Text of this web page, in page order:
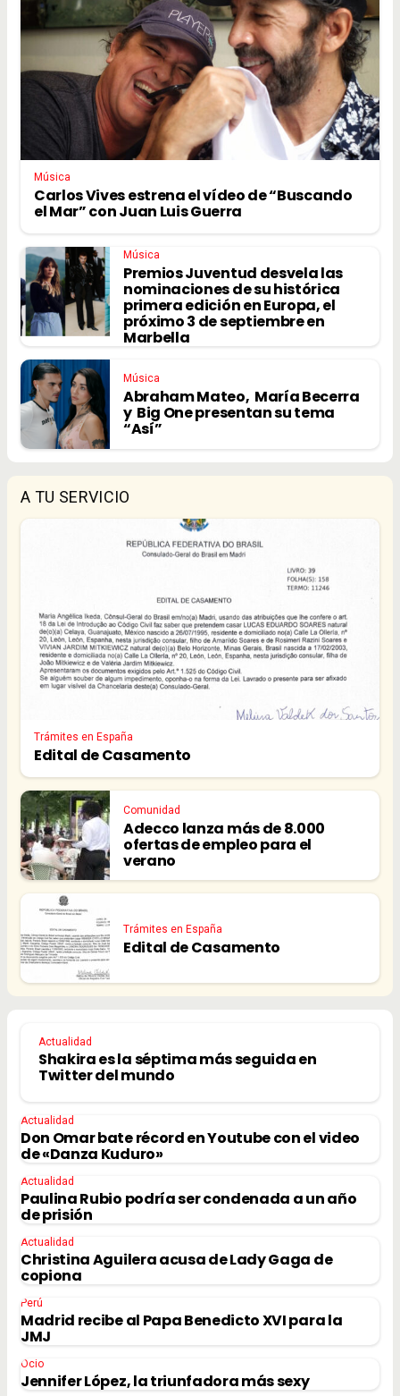
Música
Carlos Vives estrena el vídeo de “Buscando
el Mar” con Juan Luis Guerra
Música
Premios Juventud desvela las
nominaciones de su histórica
primera edición en Europa, el
próximo 3 de septiembre en
Marbella
Música
Abraham Mateo, María Becerra
y Big One presentan su tema
“Así”
A TU SERVICIO
Trámites en España
Edital de Casamento
Comunidad
Adecco lanza más de 8.000
ofertas de empleo para el
verano
Trámites en España
Edital de Casamento
Actualidad
Shakira es la séptima más seguida en
Twitter del mundo
Actualidad
Don Omar bate récord en Youtube con el video
de «Danza Kuduro»
Actualidad
Paulina Rubio podría ser condenada a un año
de prisión
Actualidad
Christina Aguilera acusa de Lady Gaga de
copiona
Perú
Madrid recibe al Papa Benedicto XVI para la
JMJ
Ocio
Jennifer López, la triunfadora más sexy